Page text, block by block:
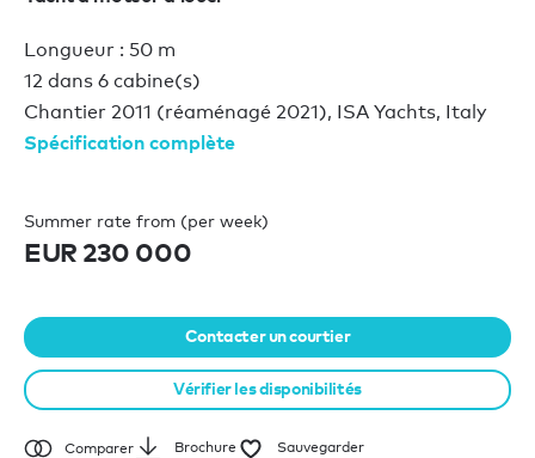
Longueur : 50 m
12 dans 6 cabine(s)
Chantier 2011 (réaménagé 2021), ISA Yachts, Italy
Spécification complète
Summer rate from (per week)
EUR 230 000
Contacter un courtier
Vérifier les disponibilités
Comparer Brochure Sauvegarder